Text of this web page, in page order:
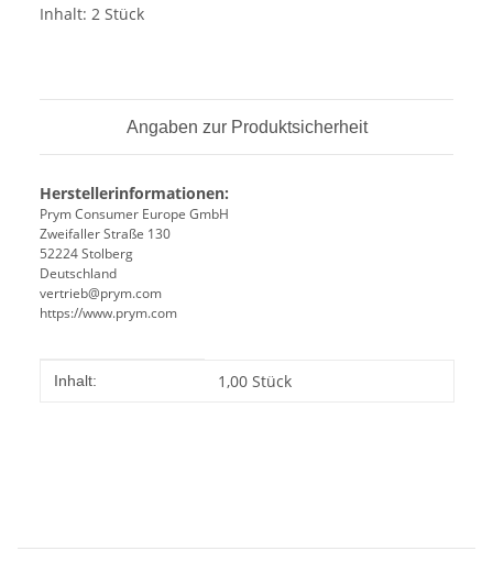
Inhalt: 2 Stück
Angaben zur Produktsicherheit
Herstellerinformationen:
Prym Consumer Europe GmbH
Zweifaller Straße 130
52224 Stolberg
Deutschland
vertrieb@prym.com
https://www.prym.com
Produkteigenschaft
Wert
Inhalt: 1,00 Stück